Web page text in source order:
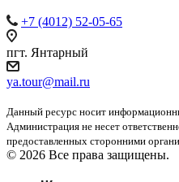
+7 (4012) 52-05-65
пгт. Янтарный
ya.tour@mail.ru
Данный ресурс носит
Администрация не несет
предоставленных сторонними
© 2026 Все права